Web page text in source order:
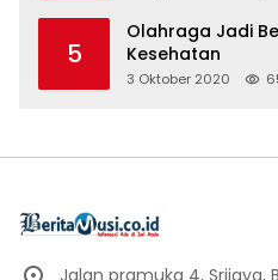
5
Olahraga Jadi
Kesehatan
3 Oktober 2020